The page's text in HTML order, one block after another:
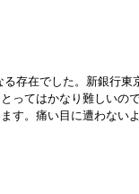
存在でした。新銀行東
ってはかなり難しいの
す。痛い目に遭わないよ